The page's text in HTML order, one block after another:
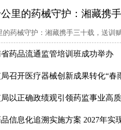
里的药械守护：湘藏携
的药械守护：湘藏携手三十载，送训
省药品流通监管培训班成功举办
召开医疗器械创新成果转化“春
以正确政绩观引领药监事业高
信息化追溯实施方案 2027年实